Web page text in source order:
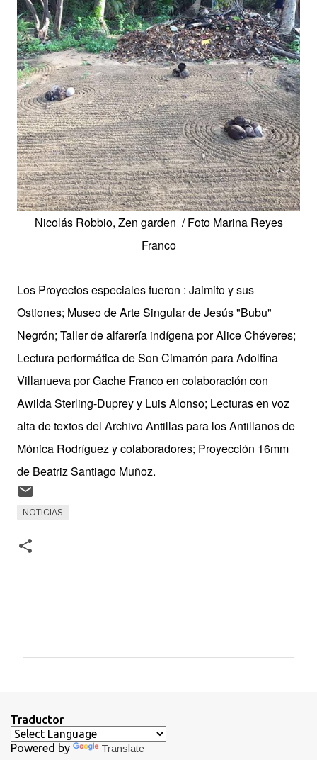
Nicolás Robbio, Zen garden / Foto Marina Reyes
Franco
Los Proyectos especiales fueron : Jaimito y sus
Ostiones; Museo de Arte Singular de Jesús "Bubu"
Negrón; Taller de alfarería indígena por Alice Chéveres;
Lectura performática de Son Cimarrón para Adolfina
Villanueva por Gache Franco en colaboración con
Awilda Sterling-Duprey y Luis Alonso; Lecturas en voz
alta de textos del Archivo Antillas para los Antillanos de
Mónica Rodríguez y colaboradores; Proyección 16mm
de Beatriz Santiago Muñoz.
NOTICIAS
a
r
Traductor
Powered by Translate